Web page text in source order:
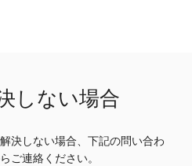
しない場合
決しない場合、下記の問い合わ
ご連絡ください。